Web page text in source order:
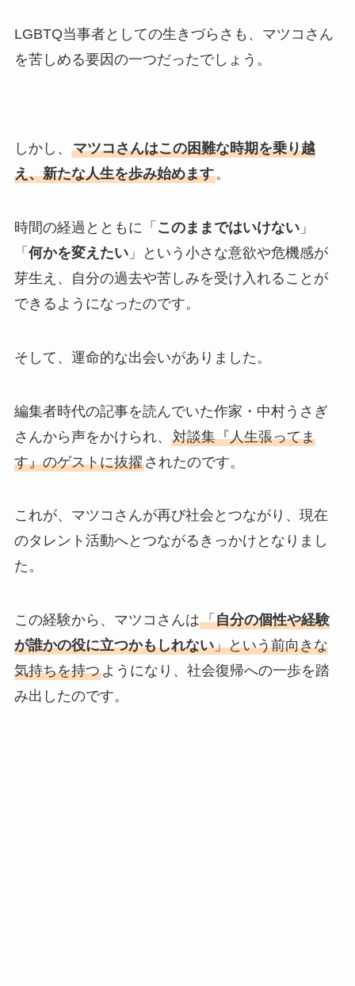
LGBTQ当事者としての生きづらさも、マツコさん
を苦しめる要因の一つだったでしょう。
しかし、 マツコさんはこの困難な時期を乗り越
え、新たな人生を歩み始めます。
時間の経過とともに「 このままではいけない」
「 何かを変えたい」という小さな意欲や危機感が
芽生え、自分の過去や苦しみを受け入れることが
できるようになったのです。
そして、運命的な出会いがありました。
編集者時代の記事を読んでいた作家・中村うさぎ
さんから声をかけられ、 対談集『人生張ってま
す』のゲストに抜擢されたのです。
これが、マツコさんが再び社会とつながり、現在
のタレント活動へとつながるきっかけとなりまし
た。
この経験から、マツコさんは「自分の個性や経験
が誰かの役に立つかもしれない」という前向きな
気持ちを持つようになり、社会復帰への一歩を踏
み出したのです。